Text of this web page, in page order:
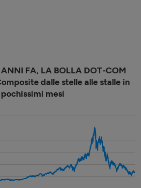
FA, LA BOLLA DOT-COM
dalle stelle alle stalle in
pochissimi mesi